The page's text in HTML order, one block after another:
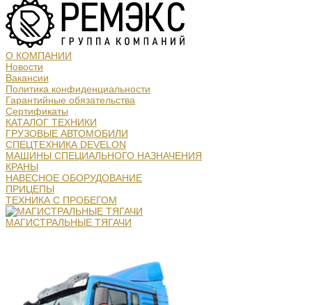
О КОМПАНИИ
Новости
Вакансии
Политика конфиденциальности
Гарантийные обязательства
Сертификаты
КАТАЛОГ ТЕХНИКИ
ГРУЗОВЫЕ АВТОМОБИЛИ
СПЕЦТЕХНИКА DEVELON
МАШИНЫ СПЕЦИАЛЬНОГО НАЗНАЧЕНИЯ
КРАНЫ
НАВЕСНОЕ ОБОРУДОВАНИЕ
ПРИЦЕПЫ
ТЕХНИКА С ПРОБЕГОМ
МАГИСТРАЛЬНЫЕ ТЯГАЧИ